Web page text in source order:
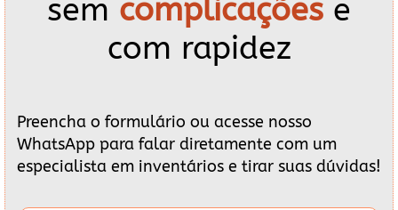
sem complicações e
com rapidez
Preencha o formulário ou acesse nosso
WhatsApp para falar diretamente com um
especialista em inventários e tirar suas dúvidas!